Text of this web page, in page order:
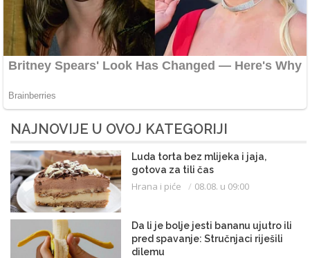
NAJNOVIJE U OVOJ KATEGORIJI
Luda torta bez mlijeka i jaja,
gotova za tili čas
Hrana i piće 08.08. u 09:00
Da li je bolje jesti bananu ujutro ili
pred spavanje: Stručnjaci riješili
dilemu